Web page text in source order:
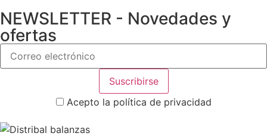
NEWSLETTER - Novedades y
ofertas
Acepto la política de privacidad